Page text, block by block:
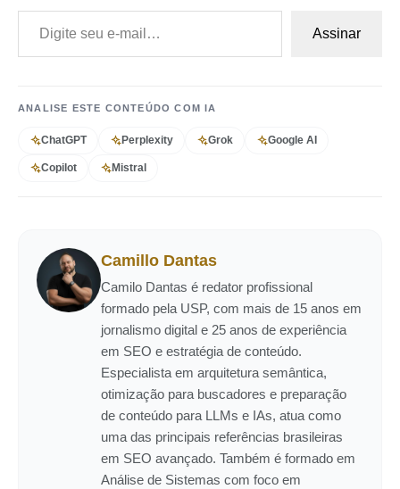
Digite seu e-mail…
Assinar
ANALISE ESTE CONTEÚDO COM IA
ChatGPT Perplexity Grok Google AI
Copilot Mistral
Camillo Dantas
Camilo Dantas é redator profissional
formado pela USP, com mais de 15 anos em
jornalismo digital e 25 anos de experiência
em SEO e estratégia de conteúdo.
Especialista em arquitetura semântica,
otimização para buscadores e preparação
de conteúdo para LLMs e IAs, atua como
uma das principais referências brasileiras
em SEO avançado. Também é formado em
Análise de Sistemas com foco em